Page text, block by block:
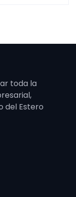
toda la
del Estero